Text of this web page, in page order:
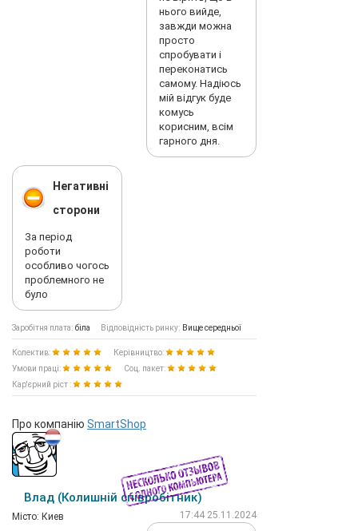
нього вийде,
завжди можна
просто
спробувати і
переконатись
самому. Надіюсь
мій відгук буде
комусь
корисним, всім
гарного дня.
Негативні
сторони
За період
роботи
особливо чогось
проблемного не
було
Заробітня плата: біла Відповідність ринку: Вище середньої
Колектив:
Керівництво:
Умови праці:
Соц. пакет:
Кар'єрний ріст :
Про компанію SmartShop
Влад (Колишній співробітник)
Мiсто: Киев 17:44 25.11.2024